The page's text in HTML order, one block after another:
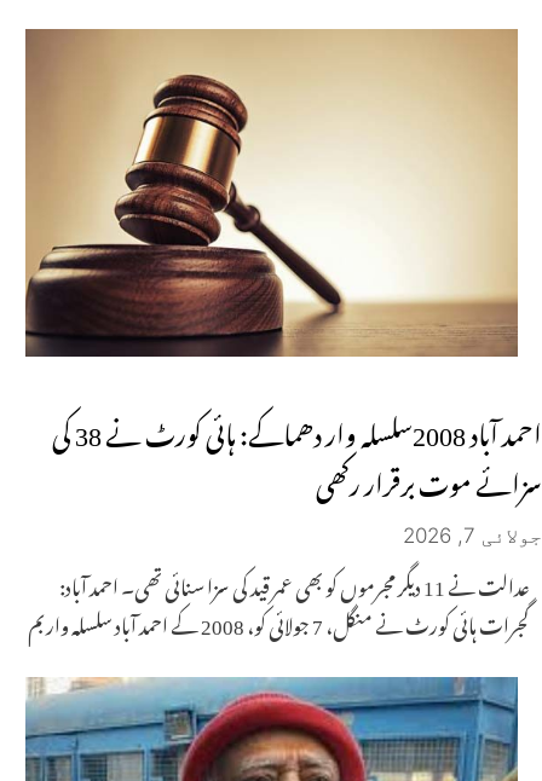
احمد آباد 2008سلسلہ وار دھماکے: ہائی کورٹ نے 38 کی
سزائے موت برقرار رکھی
جولائی 7, 2026
عدالت نے 11 دیگر مجرموں کو بھی عمر قید کی سزا سنائی تھی۔ احمد آباد:
گجرات ہائی کورٹ نے منگل، 7 جولائی کو، 2008 کے احمد آباد سلسلہ وار بم